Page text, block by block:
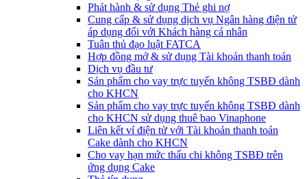
Phát hành & sử dụng Thẻ ghi nợ
Cung cấp & sử dụng dịch vụ Ngân hàng điện tử
áp dụng đối với Khách hàng cá nhân
Tuân thủ đạo luật FATCA
Hợp đồng mở & sử dụng Tài khoản thanh toán
Dịch vụ đầu tư
Sản phẩm cho vay trực tuyến không TSBĐ dành
cho KHCN
Sản phẩm cho vay trực tuyến không TSBĐ dành
cho KHCN sử dụng thuê bao Vinaphone
Liên kết ví điện tử với Tài khoản thanh toán
Cake dành cho KHCN
Cho vay hạn mức thấu chi không TSBĐ trên
ứng dụng Cake